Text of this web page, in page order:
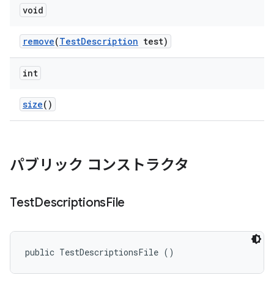
void
remove(TestDescription test)
int
size()
パブリック コンストラクタ
TestDescriptionsFile
public TestDescriptionsFile ()